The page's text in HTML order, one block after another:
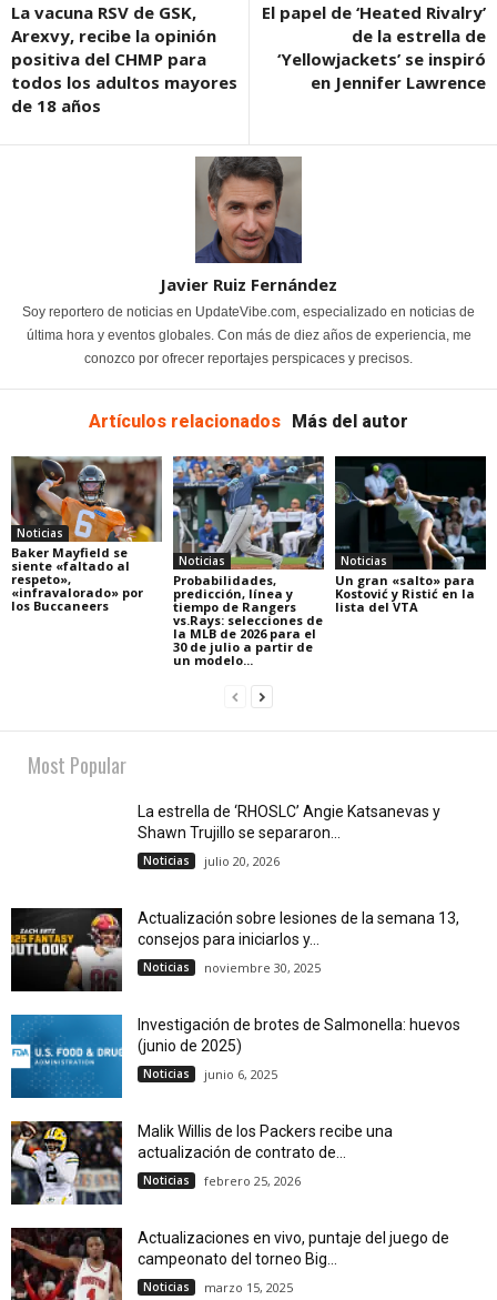
La vacuna RSV de GSK,
Arexvy, recibe la opinión
positiva del CHMP para
todos los adultos mayores
de 18 años
El papel de ‘Heated Rivalry’
de la estrella de
‘Yellowjackets’ se inspiró
en Jennifer Lawrence
Javier Ruiz Fernández
Soy reportero de noticias en UpdateVibe.com, especializado en noticias de
última hora y eventos globales. Con más de diez años de experiencia, me
conozco por ofrecer reportajes perspicaces y precisos.
Artículos relacionados Más del autor
Noticias
Baker Mayfield se
siente «faltado al
respeto»,
«infravalorado» por
los Buccaneers
Noticias
Probabilidades,
predicción, línea y
tiempo de Rangers
vs.Rays: selecciones de
la MLB de 2026 para el
30 de julio a partir de
un modelo...
Noticias
Un gran «salto» para
Kostović y Ristić en la
lista del VTA
Most Popular
La estrella de ‘RHOSLC’ Angie Katsanevas y
Shawn Trujillo se separaron...
Noticias julio 20, 2026
Actualización sobre lesiones de la semana 13,
consejos para iniciarlos y...
Noticias noviembre 30, 2025
Investigación de brotes de Salmonella: huevos
(junio de 2025)
Noticias junio 6, 2025
Malik Willis de los Packers recibe una
actualización de contrato de...
Noticias febrero 25, 2026
Actualizaciones en vivo, puntaje del juego de
campeonato del torneo Big...
Noticias marzo 15, 2025